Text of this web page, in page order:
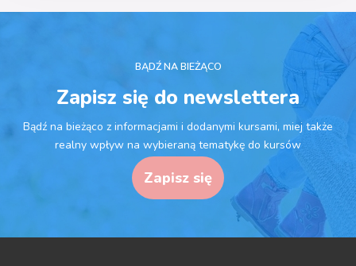
BĄDŹ NA BIEŻĄCO
Zapisz się do newslettera
Bądź na bieżąco z informacjami i dodanymi kursami, miej także
realny wpływ na wybieraną tematykę do kursów
Zapisz się